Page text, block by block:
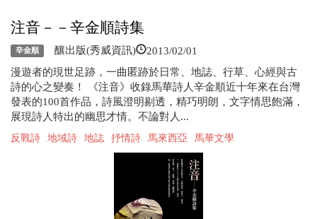
注音－－辛金順詩集
辛金順 釀出版(秀威資訊) 2013/02/01
漫遊者的現世足跡，一曲匿跡於日常、地誌、行草、心經與古
詩的心之變奏！ 《注音》收錄馬華詩人辛金順近十年來在台灣
發表的100首作品，詩風澄明剔透，精巧明朗，文字情思飽滿，
展現詩人特出的幽思才情。不論對人...
反戰詩 地域詩 地誌 抒情詩 馬來西亞 馬華文學